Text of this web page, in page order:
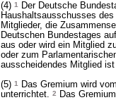
(4) 1
Der Deutsche
Haushaltsausschusses
Mitglieder, die
Deutschen Bundestages
aus oder wird ein Mitglied
oder zum
ausscheidendes Mitglied
(5) 1
Das Gremium wird
unterrichtet. 2
Das